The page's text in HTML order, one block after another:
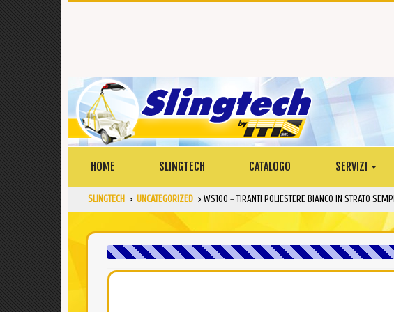
HOME SLINGTECH CATALOGO SERVIZI
SLINGTECH > UNCATEGORIZED > WS100 – TIRANTI POLIESTERE BIANCO IN STRATO